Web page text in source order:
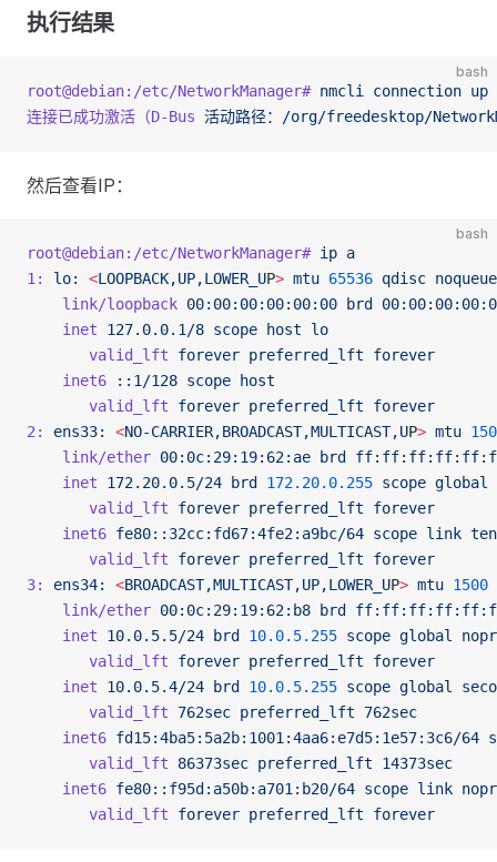
执行结果
bash
root@debian:/etc/NetworkManager# nmcli connection up
连接已成功激活（D-Bus 活动路径：/org/freedesktop/
然后查看IP：
bash
root@debian:/etc/NetworkManager# ip a
1:
lo: <LOOPBACK,UP,LOWER_UP> mtu 65536 qdisc noqueue
    link/loopback
00:00:00:00:00:00 brd
    inet
127.0.0.1/8 scope host lo
       valid_lft
forever preferred_lft forever
    inet6
::1/128 scope host
       valid_lft
forever preferred_lft forever
2:
ens33: <NO-CARRIER,BROADCAST,MULTICAST,UP> mtu
    link/ether
00:0c:29:19:62:ae brd
    inet
172.20.0.5/24 brd 172.20.0.255 scope global
       valid_lft
forever preferred_lft forever
    inet6
fe80::32cc:fd67:4fe2:a9bc/64 scope link
       valid_lft
forever preferred_lft forever
3:
ens34: <BROADCAST,MULTICAST,UP,LOWER_UP> mtu 1500
    link/ether
00:0c:29:19:62:b8 brd
    inet
10.0.5.5/24 brd 10.0.5.255 scope global
       valid_lft
forever preferred_lft forever
    inet
10.0.5.4/24 brd 10.0.5.255 scope global
       valid_lft
762sec preferred_lft 762sec
    inet6
fd15:4ba5:5a2b:1001:4aa6:e7d5:1e57:3c6/64
       valid_lft
86373sec preferred_lft 14373sec
    inet6
fe80::f95d:a50b:a701:b20/64 scope link
       valid_lft
forever preferred_lft forever